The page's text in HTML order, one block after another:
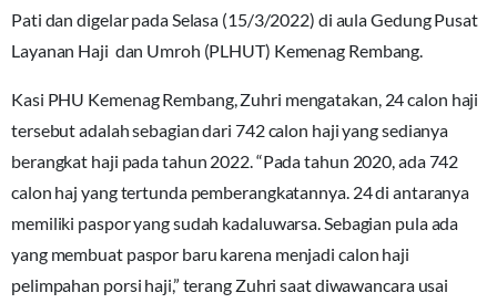
Pati dan digelar pada Selasa (15/3/2022) di aula Gedung Pusat
Layanan Haji dan Umroh (PLHUT) Kemenag Rembang.
Kasi PHU Kemenag Rembang, Zuhri mengatakan, 24 calon haji
tersebut adalah sebagian dari 742 calon haji yang sedianya
berangkat haji pada tahun 2022. “Pada tahun 2020, ada 742
calon haj yang tertunda pemberangkatannya. 24 di antaranya
memiliki paspor yang sudah kadaluwarsa. Sebagian pula ada
yang membuat paspor baru karena menjadi calon haji
pelimpahan porsi haji,” terang Zuhri saat diwawancara usai